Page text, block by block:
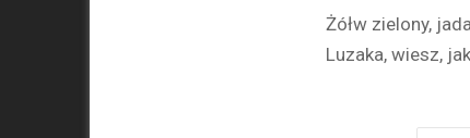
Żółw zielony,
Luzaka, wiesz,